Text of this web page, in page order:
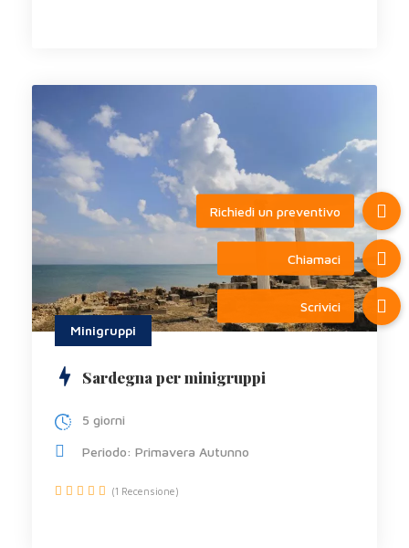
Minigruppi
Sardegna per minigruppi
5 giorni
Periodo: Primavera Autunno
(1 Recensione)